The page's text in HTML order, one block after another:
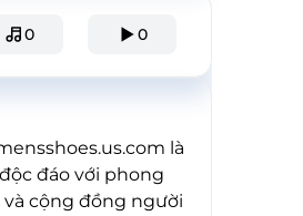
0 0
là
đáo với phong
cộng đồng người